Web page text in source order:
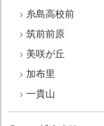
糸島高校前
筑前前原
美咲が丘
加布里
一貴山